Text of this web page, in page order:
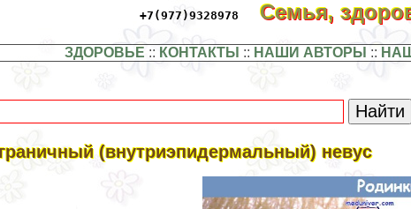
+7(977)9328978 Семья,
ЗДОРОВЬЕ :: КОНТАКТЫ :: НАШИ АВТОРЫ ::
(внутриэпидермальный) невус